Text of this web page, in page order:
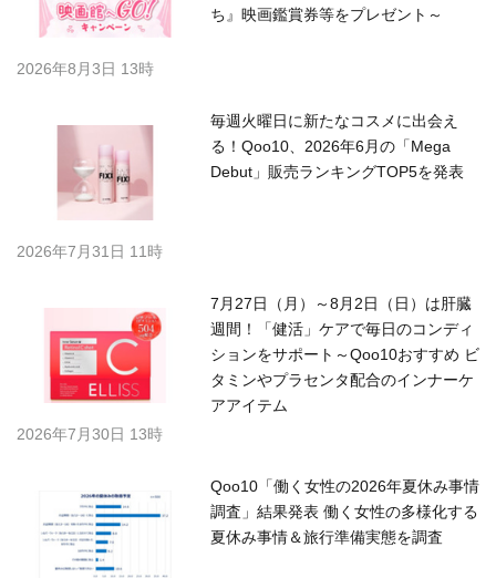
ち』映画鑑賞券等をプレゼント～
2026年8月3日 13時
毎週火曜日に新たなコスメに出会え
る！Qoo10、2026年6月の「Mega
Debut」販売ランキングTOP5を発表
2026年7月31日 11時
7月27日（月）～8月2日（日）は肝臓
週間！「健活」ケアで毎日のコンディ
ションをサポート～Qoo10おすすめ ビ
タミンやプラセンタ配合のインナーケ
アアイテム
2026年7月30日 13時
Qoo10「働く女性の2026年夏休み事情
調査」結果発表 働く女性の多様化する
夏休み事情＆旅行準備実態を調査